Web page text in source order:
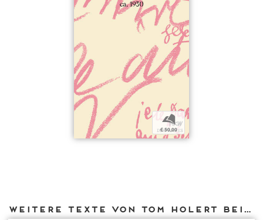
b
€ 50,00
Weitere Texte von Tom Holert bei DIAPHANES